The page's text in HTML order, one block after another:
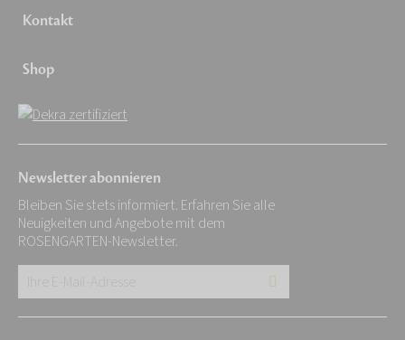
Kontakt
Shop
Newsletter abonnieren
Bleiben Sie stets informiert. Erfahren Sie alle
Neuigkeiten und Angebote mit dem
ROSENGARTEN-Newsletter.
E-